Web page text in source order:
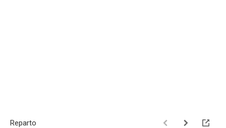
Reparto